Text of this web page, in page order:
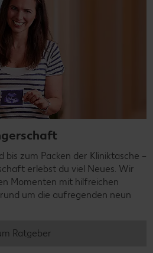
bis zum Packen der Kliniktasche –
erlebst du viel Neues. Wir
Momenten mit hilfreichen
um die aufregenden neun
Ratgeber